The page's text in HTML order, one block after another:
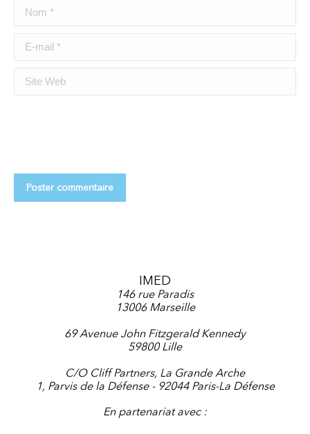
Nom *
E-mail *
Site Web
Poster commentaire
IMED
146 rue Paradis
13006 Marseille
69 Avenue John Fitzgerald Kennedy
59800 Lille
C/O Cliff Partners, La Grande Arche
1, Parvis de la Défense - 92044 Paris-La Défense
En partenariat avec :